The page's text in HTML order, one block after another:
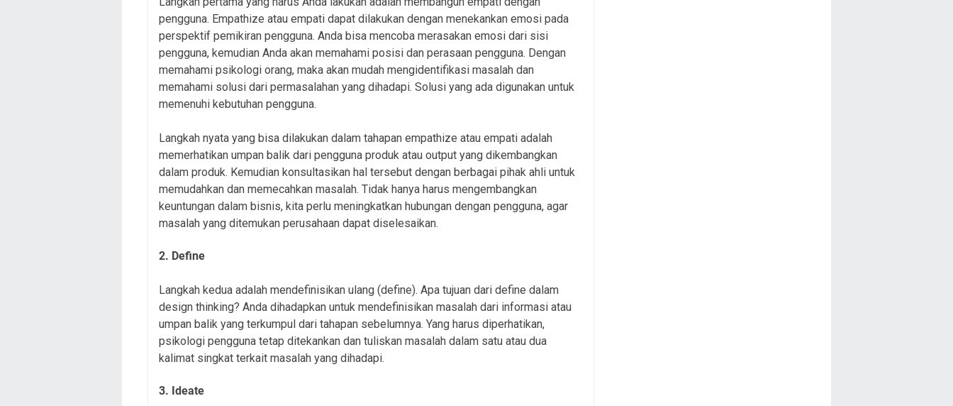
pengguna. Empathize atau empati dapat dilakukan dengan menekankan emosi pada
perspektif pemikiran pengguna. Anda bisa mencoba merasakan emosi dari sisi
pengguna, kemudian Anda akan memahami posisi dan perasaan pengguna. Dengan
memahami psikologi orang, maka akan mudah mengidentifikasi masalah dan
memahami solusi dari permasalahan yang dihadapi. Solusi yang ada digunakan untuk
memenuhi kebutuhan pengguna.
Langkah nyata yang bisa dilakukan dalam tahapan empathize atau empati adalah
memerhatikan umpan balik dari pengguna produk atau output yang dikembangkan
dalam produk. Kemudian konsultasikan hal tersebut dengan berbagai pihak ahli untuk
memudahkan dan memecahkan masalah. Tidak hanya harus mengembangkan
keuntungan dalam bisnis, kita perlu meningkatkan hubungan dengan pengguna, agar
masalah yang ditemukan perusahaan dapat diselesaikan.
2. Define
Langkah kedua adalah mendefinisikan ulang (define). Apa tujuan dari define dalam
design thinking? Anda dihadapkan untuk mendefinisikan masalah dari informasi atau
umpan balik yang terkumpul dari tahapan sebelumnya. Yang harus diperhatikan,
psikologi pengguna tetap ditekankan dan tuliskan masalah dalam satu atau dua
kalimat singkat terkait masalah yang dihadapi.
3. Ideate